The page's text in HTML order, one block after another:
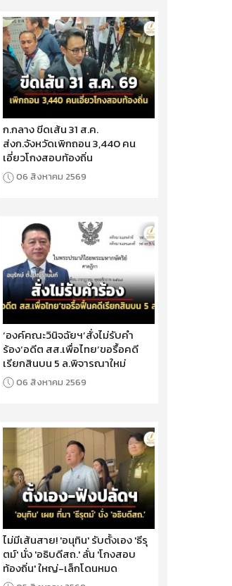
ก.กลาง ขีดเส้น 31 ส.ค.
ส่งก.จังหวัดเพิกถอน 3,440 คน
เอี่ยวโกงสอบท้องถิ่น
06 สิงหาคม 2569
‘องค์คณะวินิจฉัยฯ’สั่งไม่รับคำ
ร้อง‘อดีต สส.เพื่อไทย’ขอรื้อคดี
เรียกสินบน 5 ล.พิจารณาใหม่
06 สิงหาคม 2569
ไม่มีเส้นสาย! 'อนุทิน' รับตั้งเอง 'ธีรุ
ตม์' นั่ง 'อธิบดีสถ.' ลั่น 'โกงสอบ
ท้องถิ่น' ใหญ่-เล็กโดนหมด